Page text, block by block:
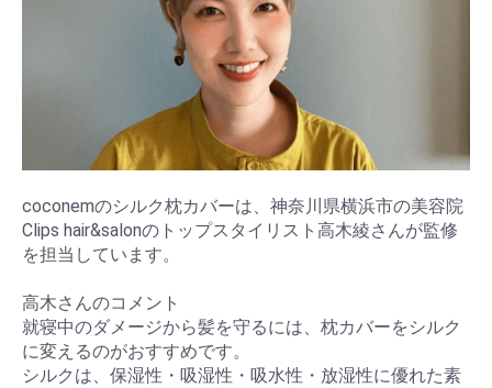
coconemのシルク枕カバーは、神奈川県横浜市の美容院
Clips hair&salonのトップスタイリスト高木綾さんが監修
を担当しています。
高木さんのコメント
就寝中のダメージから髪を守るには、枕カバーをシルク
に変えるのがおすすめです。
シルクは、保湿性・吸湿性・吸水性・放湿性に優れた素